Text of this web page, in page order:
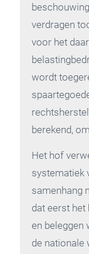
verdragen
voor het
wordt
berekend,
Het hof
systematiek
samenhang
dat eerst het
en beleggen
de nationale